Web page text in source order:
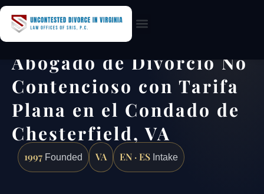
Abogado de Divorcio No
Contencioso con Tarifa
Plana en el Condado de
Chesterfield, VA
1997 Founded VA EN · ES Intake